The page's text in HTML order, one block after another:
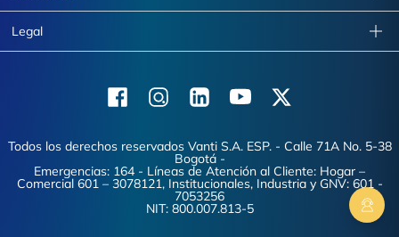
Legal
FacebookInstagramLinkedinYoutubeX (Twitter)
Todos los derechos reservados Vanti S.A. ESP. - Calle 71A No. 5-38
Bogotá -
Emergencias: 164 - Líneas de Atención al Cliente: Hogar –
Comercial 601 – 3078121, Institucionales, Industria y GNV: 601 -
7053256
NIT: 800.007.813-5